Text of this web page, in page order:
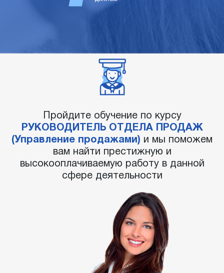
Пройдите обучение по курсу
РУКОВОДИТЕЛЬ ОТДЕЛА ПРОДАЖ
(Управление продажами) и мы поможем
вам найти престижную и
высокооплачиваемую работу в данной
сфере деятельности